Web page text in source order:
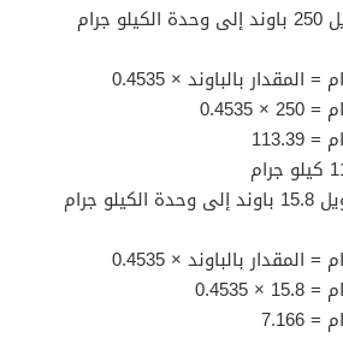
جرام
المقدار بالباوند × 0.4535
الكيلو جرام
المقدار بالباوند × 0.4535